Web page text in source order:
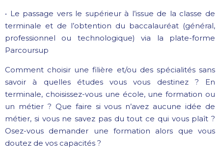
• Le passage vers le supérieur à l’issue de la classe de
terminale et de l’obtention du baccalauréat (général,
professionnel ou technologique) via la plate-forme
Parcoursup
Comment choisir une filière et/ou des spécialités sans
savoir à quelles études vous vous destinez ? En
terminale, choisissez-vous une école, une formation ou
un métier ? Que faire si vous n’avez aucune idée de
métier, si vous ne savez pas du tout ce qui vous plaît ?
Osez-vous demander une formation alors que vous
doutez de vos capacités ?